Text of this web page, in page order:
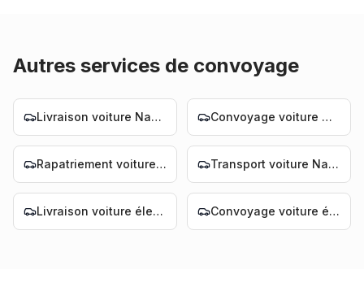
Autres services de convoyage
Livraison voiture Nantes Convoyage voiture Nantes
Rapatriement voiture Nantes Transport voiture Nantes
Livraison voiture électrique Nantes Convoyage voiture électrique Nantes